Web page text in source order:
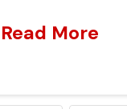
Read More